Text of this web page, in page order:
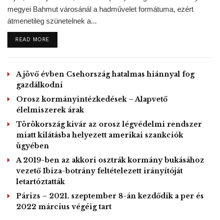
— Javad Zarif (@JZarif)June 18,
2020
A NAÜ két olyan létesítményben szeretne vizsgálódni, ahol
atomprogramja lelepleződött, nukleáris tevékenységet
folytathatott.
Irán 2015-ben írt alá megállapodást az ENSZ BT 5 állandó
tagjával és Németországgal, melyben a nemzetközi
szankciók nagy részének fokozatos feloldásáért cserébe
vállalta nukleáris programja korlátozását. Donald Trump
amerikai elnök azonban felrúgta ezt a megállapodást, arra
hivatkozva, hogy az egyezség nem akadályozza meg,
hogy Irán atomfegyverre tegyen szert. Ezért Teherán is
bejelentette, hogy nem tartja be azokat a korlátozásokat,
amelyeket az egyezmény értelmében vállalt.
megyei Bahmut városánál a hadművelet formátuma, ezért
átmenetileg szünetelnek a...
READ MOREDETAILS
A jövő évben Csehország hatalmas hiánnyal fog
gazdálkodni
Orosz kormányintézkedések – Alapvető
élelmiszerek árak
Törökország kivár az orosz légvédelmi rendszer
miatt kilátásba helyezett amerikai szankciók
ügyében
A 2019-ben az akkori osztrák kormány bukásához
vezető Ibiza-botrány feltételezett irányítóját
letartóztatták
Párizs – 2021. szeptember 8-án kezdődik a per és
2022 március végéig tart